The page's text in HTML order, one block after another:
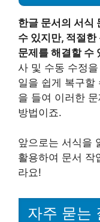
한글 문서의 서식
수 있지만, 적절
문제를 해결할 수
사 및 수동 수정
일을 쉽게 복구할
을 들여 이러한
방법이죠.
앞으로는 서식을
활용하여 문서 작
라요!
자주 묻는